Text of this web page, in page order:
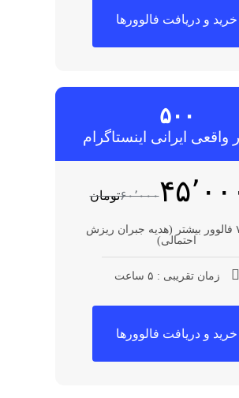
خرید و دریافت فالوورها
۵۰۰
واقعی ایرانی اینستاگرام
۶۰٬۰۰۰تومان
۷۰ فالوور بیشتر (هدیه جبران ریزش
احتمالی)
زمان تقریبی : ۵ ساعت
خرید و دریافت فالوورها